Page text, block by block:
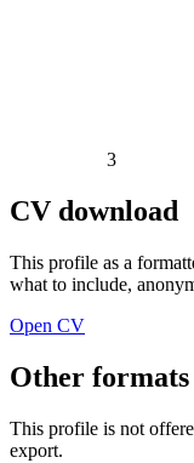
3
CV download
This profile as a
what to include,
Open CV
Other formats
This profile is not
export.